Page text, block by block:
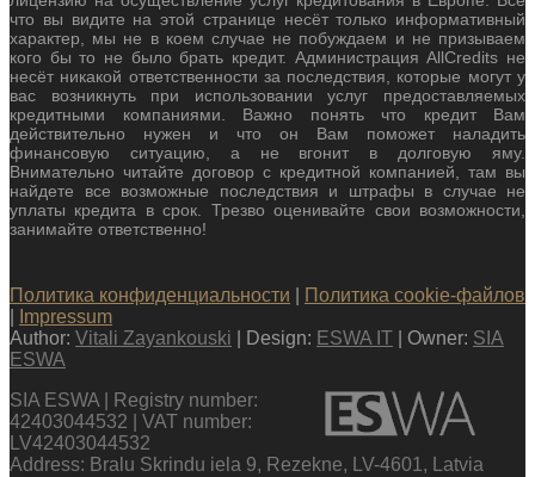
что вы видите на этой странице несёт только информативный
характер, мы не в коем случае не побуждаем и не призываем
кого бы то не было брать кредит. Администрация AllCredits не
несёт никакой ответственности за последствия, которые могут у
вас возникнуть при использовании услуг предоставляемых
кредитными компаниями. Важно понять что кредит Вам
действительно нужен и что он Вам поможет наладить
финансовую ситуацию, а не вгонит в долговую яму.
Внимательно читайте договор с кредитной компанией, там вы
найдете все возможные последствия и штрафы в случае не
уплаты кредита в срок. Трезво оценивайте свои возможности,
занимайте ответственно!
Политика конфиденциальности
Политика cookie-файлов
Impressum
Author: Vitali Zayankouski | Design: ESWA IT | Owner: SIA
ESWA
SIA ESWA | Registry number:
42403044532 | VAT number:
LV42403044532
Address: Bralu Skrindu iela 9, Rezekne, LV-4601, Latvia